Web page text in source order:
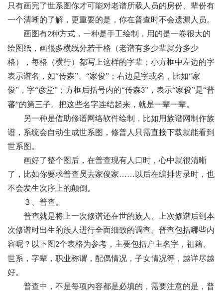
只有画完了世系图你才可能对老谱所载人员的房份、辈份有
一个清晰的了解，更重要的是，你在普查时不会遗漏人员。
画图有2种方式，一种是手工绘制，用的是一卷很大的
绘图纸，画很多横线分若干格（老谱有多少辈就分多少
格），每格（横行）都写上这样的字辈；小方框中左边的字
表示谱名，如“传森”、“家俊”；右边是字或名，比如“家
俊”，字“彦堂”；方框后括号内的“传森3”，表示“家俊”是“普
蕃”的第三子。把这些名字连结起来，就是一辈一辈。
另一种是借助修谱网络软件绘制，比如用族谱网制作族
谱，系统会自动生成世系图，修普人只需直接下载就能看到
世系图。
画好了整个图后，在普查现有人口时，心中就很清晰
了，比如你要求普查员去家俊家……以后在编排齿录时，也
不会发生次序上的颠倒。
３、普查。
普查就是将上一次修谱还在世的族人、上次修谱后到本
次修谱时出生的族人进行全面细致的调查。普查包括哪些内
容呢？以下图2个表格为参考，主要包括户主名字，祖籍、
世系，字辈，职业称谓，配偶情况，子女情况等，越详尽越
好。
普查中，不是每项内容都是必填的，需要注意的是，普